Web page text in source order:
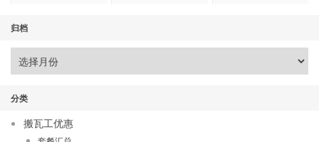
归档
分类
搬瓦工优惠